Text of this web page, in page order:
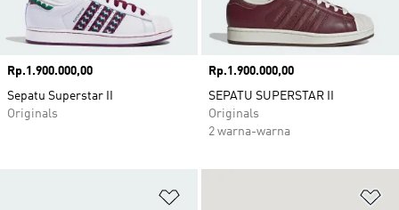
Harga
Rp.1.900.000,00
Sepatu Superstar II
Originals
Harga
Rp.1.900.000,00
SEPATU SUPERSTAR II
Originals
2 warna-warna